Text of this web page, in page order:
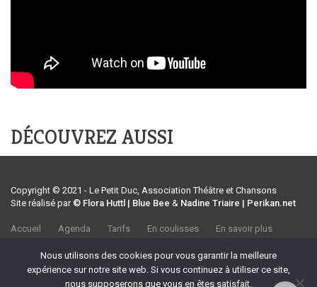
DÉCOUVREZ AUSSI
Copyright © 2021 - Le Petit Duc, Association Théâtre et Chansons
Site réalisé par © Flora Huttl | Blue Bee & Nadine Triaire | Perikan.net
Accueil Agenda Tarifs En coulisses
En savoir plus
Association Théâtre et Chansons
35 rue Emile Tavan, 13100 Aix-en-Provence
04 42 27 37 39
Nous utilisons des cookies pour vous garantir la meilleure
expérience sur notre site web. Si vous continuez à utiliser ce site,
nous supposerons que vous en êtes satisfait.